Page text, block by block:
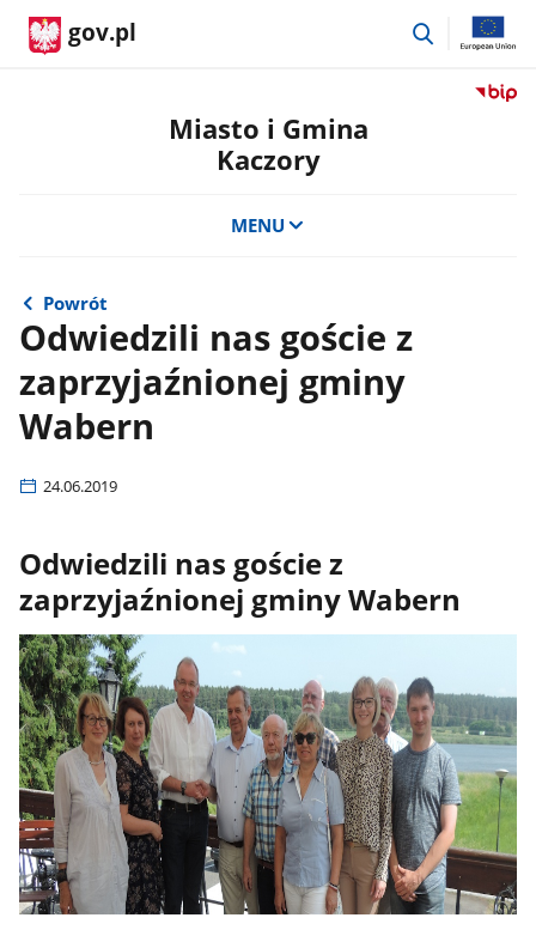
gov.pl
przejdź
Przejdź
Miasto i Gmina
Kaczory
MENU
Powrót
Odwiedzili nas goście z
zaprzyjaźnionej gminy
Wabern
24.06.2019
Odwiedzili nas goście z
zaprzyjaźnionej gminy Wabern